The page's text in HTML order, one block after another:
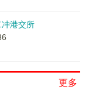
冲港交所
更多